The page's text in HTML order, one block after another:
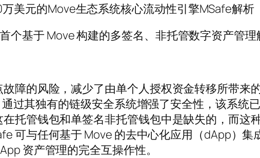
美元的Move生态系统核心流动性引擎MSafe解析
个基于 Move 构建的多签名、非托管数字资产管理
障的风险，减少了由单个人授权资金转移所带来
过其独有的链级安全系统增强了安全性，该系统
托管钱包和单签名非托管钱包中是缺失的，而这
可与任何基于 Move 的去中心化应用（dApp）集
资产管理的完全互操作性。